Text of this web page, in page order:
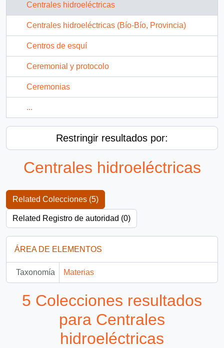
Centrales hidroeléctricas
Centrales hidroeléctricas (Bío-Bío, Provincia)
Centros de esquí
Ceremonial y protocolo
Ceremonias
...
Restringir resultados por:
Centrales hidroeléctricas
Related Colecciones (5)
Related Registro de autoridad (0)
ÁREA DE ELEMENTOS
Taxonomía Materias
5 Colecciones resultados
para Centrales
hidroeléctricas